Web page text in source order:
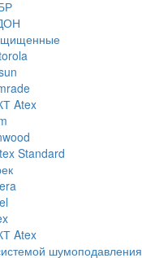
Atex
Standard
Atex
шумоподавления